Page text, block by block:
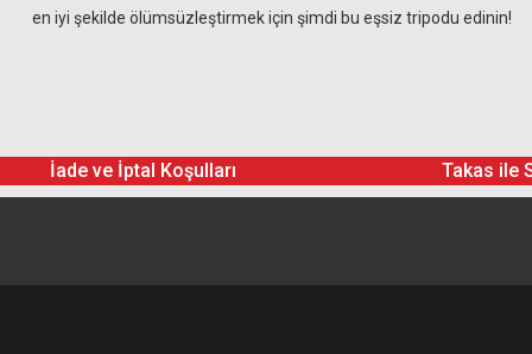
en iyi şekilde ölümsüzleştirmek için şimdi bu eşsiz tripodu edinin!
İade ve İptal Koşulları Takas ile